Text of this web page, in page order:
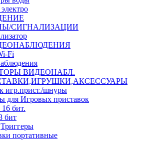
СИГНАЛИЗАЦИИ
Fi
ВИДЕОНАБЛ.
игр.прист./шнуры
для Игровых приставок
бит.
бит
портативные